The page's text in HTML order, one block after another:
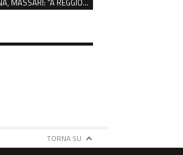
TORNA SU